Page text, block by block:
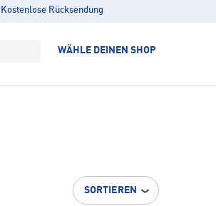
Kostenlose Rücksendung
WÄHLE DEINEN SHOP
SORTIEREN